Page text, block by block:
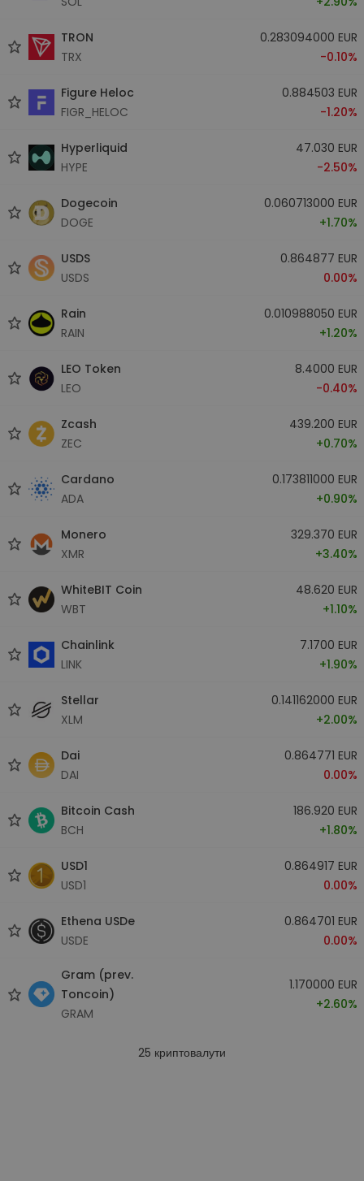
TRON
TRX
0.283094000 EUR
-0.10%
Figure Heloc
FIGR_HELOC
0.884503 EUR
-1.20%
Hyperliquid
HYPE
47.030 EUR
-2.50%
Dogecoin
DOGE
0.060713000 EUR
+1.70%
USDS
USDS
0.864877 EUR
0.00%
Rain
RAIN
0.010988050 EUR
+1.20%
LEO Token
LEO
8.4000 EUR
-0.40%
Zcash
ZEC
439.200 EUR
+0.70%
Cardano
ADA
0.173811000 EUR
+0.90%
Monero
XMR
329.370 EUR
+3.40%
WhiteBIT Coin
WBT
48.620 EUR
+1.10%
Chainlink
LINK
7.1700 EUR
+1.90%
Stellar
XLM
0.141162000 EUR
+2.00%
Dai
DAI
0.864771 EUR
0.00%
Bitcoin Cash
BCH
186.920 EUR
+1.80%
USD1
USD1
0.864917 EUR
0.00%
Ethena USDe
USDE
0.864701 EUR
0.00%
Gram (prev.
Toncoin)
GRAM
1.170000 EUR
+2.60%
25 криптовалути